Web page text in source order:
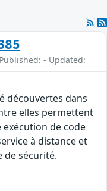
- Updated:
découvertes dans
elles permettent
de code
à distance et
sécurité.